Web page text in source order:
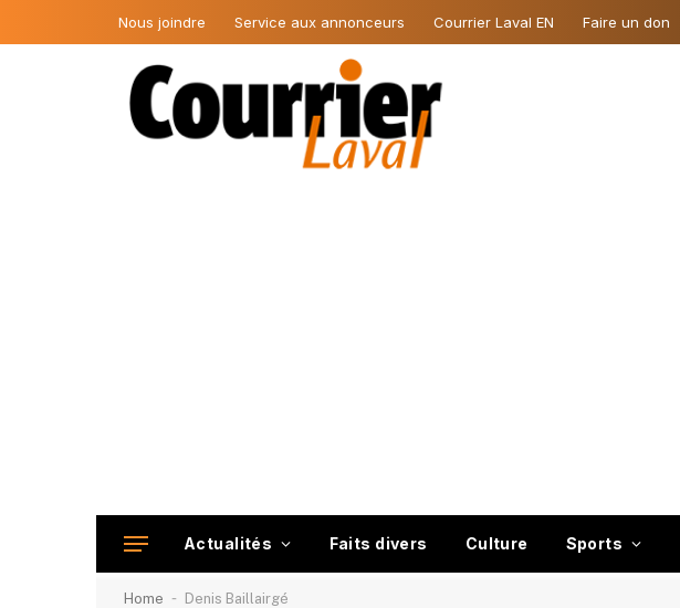
Nous joindre Service aux annonceurs Courrier Laval EN Faire un don
Actualités Faits divers Culture Sports
Home - Denis Baillairgé